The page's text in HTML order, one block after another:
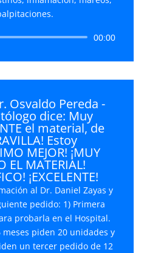
Reproductor
audio
00:00
Osvaldo Pereda -
dice: Muy
el material, de
Estoy
MEJOR! ¡MUY
EL MATERIAL!
¡EXCELENTE!
al Dr. Daniel Zayas y
pedido: 1) Primera
probarla en el Hospital.
meses piden 20 unidades y
un tercer pedido de 12